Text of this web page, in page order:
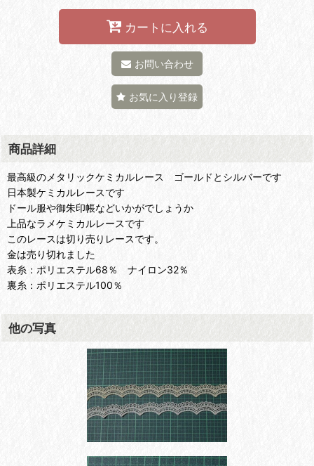
カートに入れる
お問い合わせ
お気に入り登録
商品詳細
最高級のメタリックケミカルレース ゴールドとシルバーです
日本製ケミカルレースです
ドール服や御朱印帳などいかがでしょうか
上品なラメケミカルレースです
このレースは切り売りレースです。
金は売り切れました
表糸：ポリエステル68％ ナイロン32％
裏糸：ポリエステル100％
他の写真